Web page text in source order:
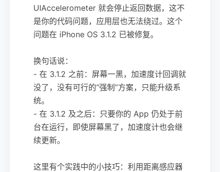
UIAccelerometer 就会停止返回数据，这不
是你的代码问题，应用层也无法绕过。这个
问题在 iPhone OS 3.1.2 已被修复。
换句话说：
- 在 3.1.2 之前：屏幕一黑，加速度计回调就
没了，没有可行的“强制”方案，只能升级系
统。
- 在 3.1.2 及之后：只要你的 App 仍处于前
台在运行，即使屏幕黑了，加速度计也会继
续更新。
这里有个实践中的小技巧：利用距离感应器